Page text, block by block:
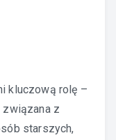
kluczową rolę –
z
starszych,